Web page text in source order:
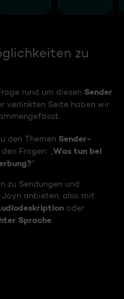
zu
rund um diesen Sender
verlinkten Seite haben wir
den Themen Sender-
Fragen: „ Was tun bei
“
zu Sendungen und
Joyn anbieten, also mit
oder
Sprache